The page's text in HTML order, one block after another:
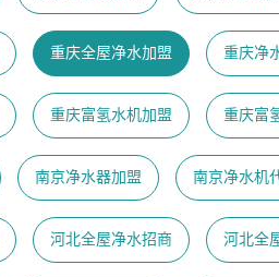
重庆全屋净水加盟 重庆净
重庆富氢水机加盟 重庆富
南京净水器加盟 南京净水机
河北全屋净水招商 河北全